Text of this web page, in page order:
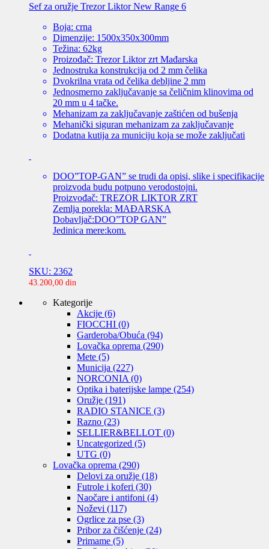
Sef za oružje Trezor Liktor New Range 6
Boja: crna
Dimenzije: 1500x350x300mm
Težina: 62kg
Proizođač: Trezor Liktor zrt Mađarska
Jednostruka konstrukcija od 2 mm čelika
Dvokrilna vrata od čelika debljine 2 mm
Jednosmerno zaključavanje sa čeličnim klinovima od
20 mm u 4 tačke.
Mehanizam za zaključavanje zaštićen od bušenja
Mehanički siguran mehanizam za zaključavanje
Dodatna kutija za municiju koja se može zaključati
DOO”TOP-GAN” se trudi da opisi, slike i specifikacije
proizvoda budu potpuno verodostojni.
Proizvođač: TREZOR LIKTOR ZRT
Zemlja porekla: MAĐARSKA
Dobavljač:DOO”TOP GAN”
Jedinica mere:kom.
SKU: 2362
43.200,00 din
Kategorije
Akcije (6)
FIOCCHI (0)
Garderoba/Obuća (94)
Lovačka oprema (290)
Mete (5)
Municija (227)
NORCONIA (0)
Optika i baterijske lampe (254)
Oružje (191)
RADIO STANICE (3)
Razno (23)
SELLIER&BELLOT (0)
Uncategorized (5)
UTG (0)
Lovačka oprema (290)
Delovi za oružje (18)
Futrole i koferi (30)
Naočare i antifoni (4)
Noževi (117)
Ogrlice za pse (3)
Pribor za čišćenje (24)
Primame (5)